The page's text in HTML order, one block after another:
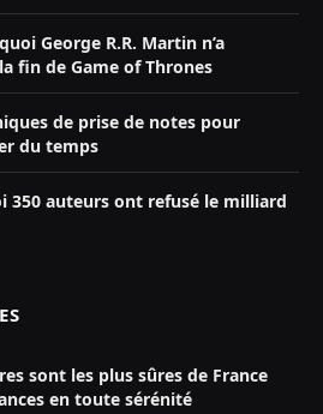
George R.R. Martin n’a
fin de Game of Thrones
de prise de notes pour
du temps
350 auteurs ont refusé le milliard
sont les plus sûres de France
en toute sérénité